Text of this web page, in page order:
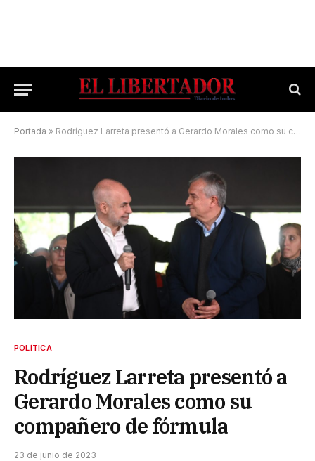
Portada » Rodríguez Larreta presentó a Gerardo Morales como su compañero de fórmula
POLÍTICA
Rodríguez Larreta presentó a
Gerardo Morales como su
compañero de fórmula
23 de junio de 2023